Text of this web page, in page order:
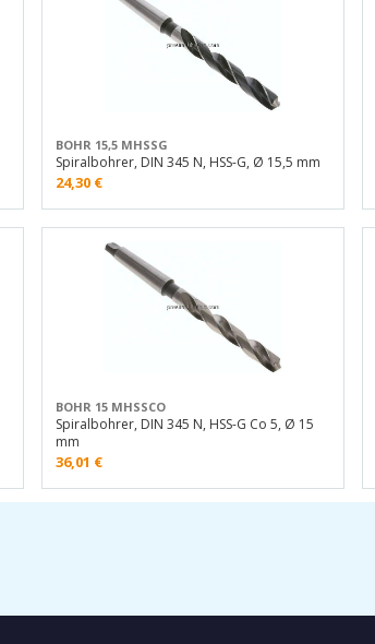
BOHR 15,5 MHSSG
Spiralbohrer, DIN 345 N, HSS-G, Ø 15,5 mm
24,30 €
BOHR 15 MHSSCO
Spiralbohrer, DIN 345 N, HSS-G Co 5, Ø 15
mm
36,01 €